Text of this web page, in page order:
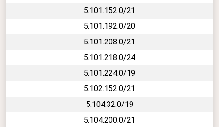
5.101.152.0/21
5.101.192.0/20
5.101.208.0/21
5.101.218.0/24
5.101.224.0/19
5.102.152.0/21
5.104.32.0/19
5.104.200.0/21